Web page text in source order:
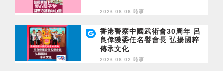
2026.08.06 時事
香港警察中國武術會30周年 呂
良偉獲委任名譽會長 弘揚國粹
傳承文化
2026.08.02 時事